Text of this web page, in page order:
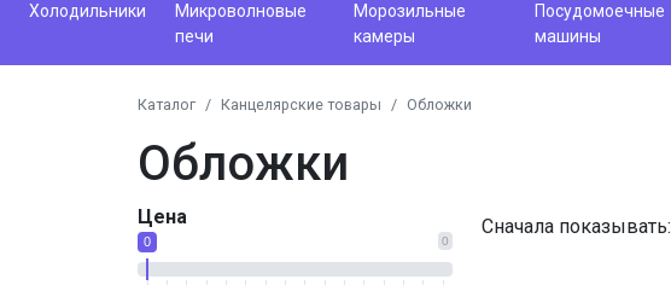
Холодильники
Микроволновые
печи
Морозильные
камеры
Посудомоечные
машины
Каталог Канцелярские товары Обложки
Обложки
Цена
0
0
Сначала показывать: